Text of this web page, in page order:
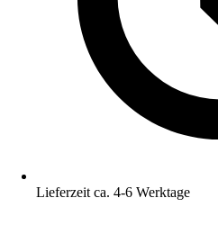
Lieferzeit ca. 4-6 Werktage